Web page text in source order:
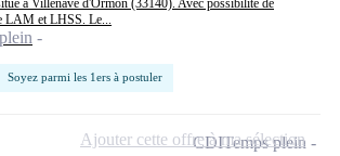
LAM et LHSS. Le...
Soyez parmi les 1ers à postuler
CDITemps plein
Ajouter cette offre à ma sélection